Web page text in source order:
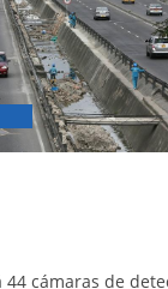
44 cámaras de